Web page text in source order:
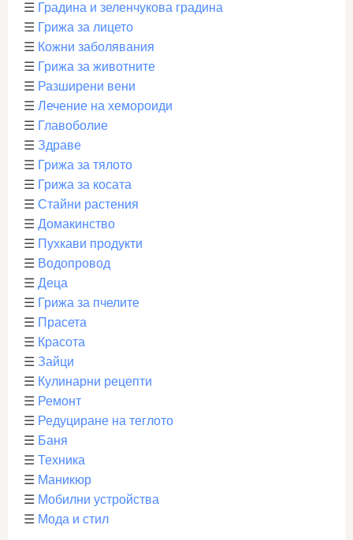
☰ Градина и зеленчукова градина
☰ Грижа за лицето
☰ Кожни заболявания
☰ Грижа за животните
☰ Разширени вени
☰ Лечение на хемороиди
☰ Главоболие
☰ Здраве
☰ Грижа за тялото
☰ Грижа за косата
☰ Стайни растения
☰ Домакинство
☰ Пухкави продукти
☰ Водопровод
☰ Деца
☰ Грижа за пчелите
☰ Прасета
☰ Красота
☰ Зайци
☰ Кулинарни рецепти
☰ Ремонт
☰ Редуциране на теглото
☰ Баня
☰ Техника
☰ Маникюр
☰ Мобилни устройства
☰ Мода и стил